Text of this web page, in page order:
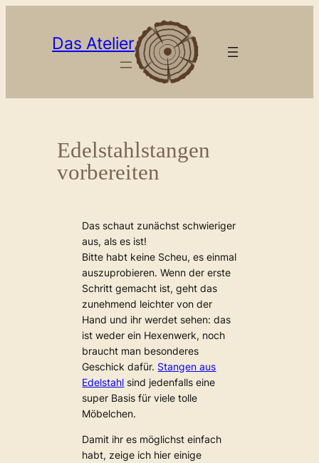
Das Atelier
Edelstahlstangen
vorbereiten
Das schaut zunächst schwieriger
aus, als es ist!
Bitte habt keine Scheu, es einmal
auszuprobieren. Wenn der erste
Schritt gemacht ist, geht das
zunehmend leichter von der
Hand und ihr werdet sehen: das
ist weder ein Hexenwerk, noch
braucht man besonderes
Geschick dafür. Stangen aus
Edelstahl sind jedenfalls eine
super Basis für viele tolle
Möbelchen.
Damit ihr es möglichst einfach
habt, zeige ich hier einige